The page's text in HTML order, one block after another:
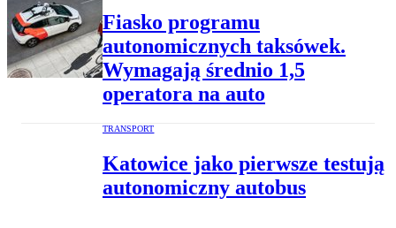
Fiasko programu
autonomicznych taksówek.
Wymagają średnio 1,5
operatora na auto
TRANSPORT
Katowice jako pierwsze testują
autonomiczny autobus